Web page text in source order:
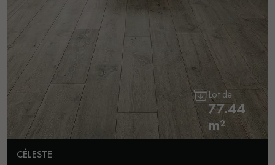
Lot de
77.44
m²
CÉLESTE